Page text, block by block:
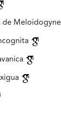
de Meloidogyne